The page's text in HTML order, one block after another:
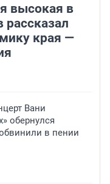
высокая в
края —
Вани
обернулся
в пении